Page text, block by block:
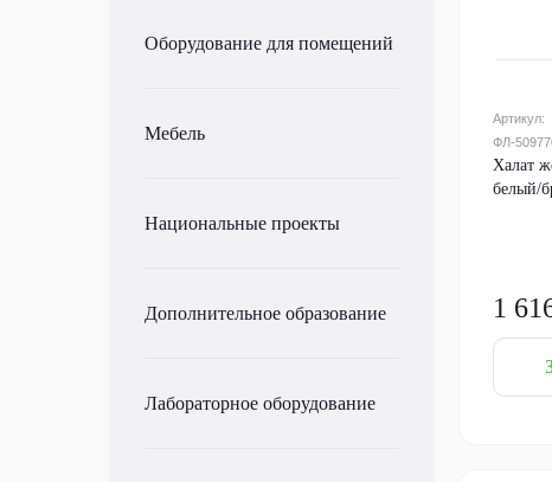
Оборудование для помещений
Мебель
Национальные проекты
Дополнительное образование
Лабораторное оборудование
Артикул:
ФЛ-
Халат
белый/
1